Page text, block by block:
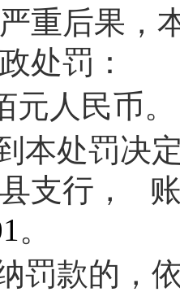
重后果，
处罚：
元人民币。
本处罚决
县支行，
。
罚款的，